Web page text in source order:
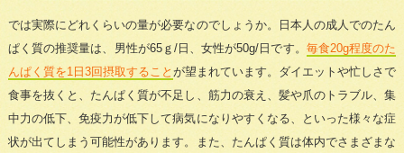
では実際にどれくらいの量が必要なのでしょうか。日本人の成人でのたん
ぱく質の推奨量は、男性が65ｇ/日、女性が50g/日です。 毎食20g程度のた
んぱく質を1日3回摂取すること が望まれています。ダイエットや忙しさで
食事を抜くと、たんぱく質が不足し、筋力の衰え、髪や爪のトラブル、集
中力の低下、免疫力が低下して病気になりやすくなる、といった様々な症
状が出てしまう可能性があります。また、たんぱく質は体内でさまざまな